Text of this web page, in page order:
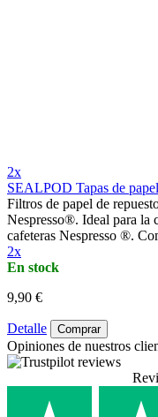
2x
SEALPOD Tapas de
Filtros de papel de
Nespresso®. Ideal para la
cafeteras Nespresso ®.
2x
En stock
9,90 €
Detalle Comprar
Opiniones de nuestros